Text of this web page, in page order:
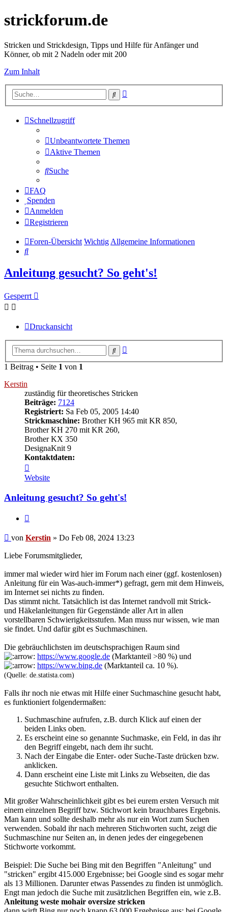
strickforum.de
Stricken und Strickdesign, Tipps und Hilfe für Anfänger und
Könner, ob mit 2 Nadeln oder mit 200
Zum Inhalt
Suche
Schnellzugriff
Unbeantwortete Themen
Aktive Themen
Suche
FAQ
Spenden
Anmelden
Registrieren
Foren-Übersicht WichtigAllgemeine Informationen
Suche
Anleitung gesucht? So geht's!
Gesperrt
Druckansicht
Suche
1 Beitrag • Seite 1 von 1
Kerstin
zuständig für theoretisches Stricken
Beiträge: 7124
Registriert: Sa Feb 05, 2005 14:40
Strickmaschine: Brother KH 965 mit KR 850,
Brother KH 270 mit KR 260,
Brother KX 350
DesignaKnit 9
Kontaktdaten:
von
Kerstin
Website
Anleitung gesucht? So geht's!
Beitrag
von Kerstin » Do Feb 08, 2024 13:23
Liebe Forumsmitglieder,
immer mal wieder wird hier im Forum nach einer (ggf. kostenlosen)
Anleitung für ein Was-auch-immer*) gefragt, gern mit dem Hinweis,
im Internet sei nichts zu finden.
Das stimmt nicht. Tatsächlich ist das Internet randvoll mit Strick-
und Häkelanleitungen für Gegenstände aller Art in allen
vorstellbaren Schwierigkeitsstufen. Man muss nur wissen, wie man
sie findet. Und dafür gibt es Suchmaschinen.
Die gebräuchlichsten im deutschsprachigen Raum sind
https://www.google.de (Marktanteil >80 %) und
https://www.bing.de (Marktanteil ca. 10 %).
(Quelle: de.statista.com)
Falls ihr noch nie etwas mit Hilfe einer Suchmaschine gesucht habt,
es funktioniert folgendermaßen:
Suchmaschine aufrufen, z.B. durch Klick auf einen der
beiden Links oben.
Es erscheint eine so genannte Suchmaske, ein Feld, in das ihr
den Begriff eingebt, nach dem ihr sucht.
Nach der Eingabe die Enter- oder Suche-Taste drücken bzw.
anklicken.
Dann erscheint eine Liste mit Links zu Webseiten, die das
gesuchte Stichwort enthalten.
Mit großer Wahrscheinlichkeit gibt es bei eurem ersten Versuch mit
einem einzelnen Begriff bzw. Stichwort kein brauchbares Ergebnis.
Man kann und sollte deshalb mehr als nur ein Wort zum Suchen
verwenden. Sobald ihr nach mehreren Stichworten sucht, zeigt die
Suchmaschine nur Seiten an, in denen jedes der eingegebenen
Stichworte vorkommt.
Beispiel: Die Suche bei Bing mit den Begriffen "Anleitung" und
"stricken" ergibt 415.000 Ergebnisse; bei Google sind es sogar mehr
als 13 Millionen. Darunter etwas Passendes zu finden ist unmöglich.
Engt man jedoch die Suche mit zusätzlichen Begriffen ein, wie z.B.
Anleitung weste mohair oversize stricken